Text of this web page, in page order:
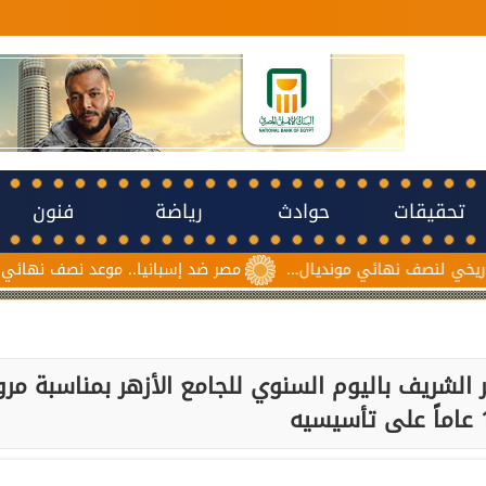
تحقيقات حوادث رياضة فنون
مصر ضد إسبانيا.. موعد نصف نهائي مونديال مونديال...
باليوم السنوي للجامع الأزهر بمناسبة